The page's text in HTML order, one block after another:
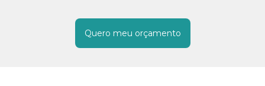
Quero meu orçamento